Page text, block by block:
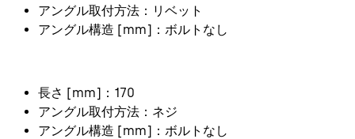
アングル取付方法：リベット
アングル構造 [mm]：ボルトなし
長さ [mm]：170
アングル取付方法：ネジ
アングル構造 [mm]：ボルトなし